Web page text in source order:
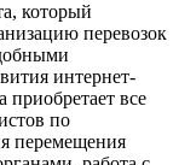
который
перевозок
интернет-
приобретает все
по
перемещения